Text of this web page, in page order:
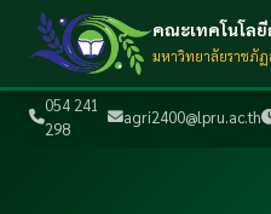
054 241
298
agri2400@lpru.ac.th
คณะเทคโนโล
มหาวิทยาลัยราชภัฏ